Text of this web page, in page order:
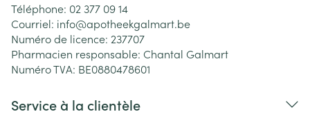
Téléphone: 02 377 09 14
Courriel: info@apotheekgalmart.be
Numéro de licence: 237707
Pharmacien responsable: Chantal Galmart
Numéro TVA: BE0880478601
Service à la clientèle